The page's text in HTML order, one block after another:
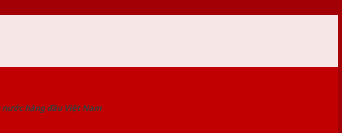
hàng đầu Việt Nam